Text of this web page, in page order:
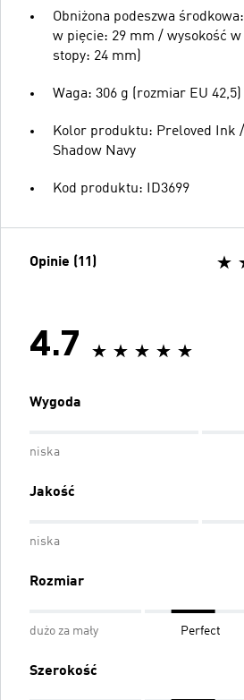
Obniżona podeszwa
w pięcie: 29 mm / wysokość
stopy: 24 mm)
Waga: 306 g (rozmiar EU 42,5)
Kolor produktu: Preloved Ink
Shadow Navy
Kod produktu: ID3699
Opinie (11)
4.7
Wygoda
niska
Jakość
niska
Rozmiar
dużo za mały Perfect
Szerokość